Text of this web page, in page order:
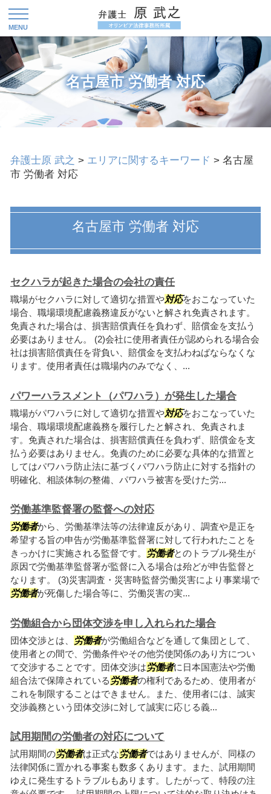
名古屋市 労働者 対応
弁護士原 武之 > エリアに関するキーワード > 名古屋
市 労働者 対応
名古屋市 労働者 対応
セクハラが起きた場合の会社の責任
職場がセクハラに対して適切な措置や対応をおこなっていた
場合、職場環境配慮義務違反がないと解され免責されます。
免責された場合は、損害賠償責任を負わず、賠償金を支払う
必要はありません。 (2)会社に使用者責任が認められる場合会
社は損害賠償責任を背負い、賠償金を支払わねばならなくな
ります。使用者責任は職場内のみでなく、...
パワーハラスメント（パワハラ）が発生した場合
職場がパワハラに対して適切な措置や対応をおこなっていた
場合、職場環境配慮義務を履行したと解され、免責されま
す。免責された場合は、損害賠償責任を負わず、賠償金を支
払う必要はありません。免責のために必要な具体的な措置と
してはパワハラ防止法に基づくパワハラ防止に対する指針の
明確化、相談体制の整備、パワハラ被害を受けた労...
労働基準監督署の監督への対応
労働者から、労働基準法等の法律違反があり、調査や是正を
希望する旨の申告が労働基準監督署に対して行われたことを
きっかけに実施される監督です。
労働者とのトラブル発生が
原因で労働基準監督署が監督に入る場合は殆どが申告監督と
なります。 (3)災害調査・災害時監督労働災害により事業場で
労働者が死傷した場合等に、労働災害の実...
労働組合から団体交渉を申し入れられた場合
団体交渉とは、 労働者が労働組合などを通して集団として、
使用者との間で、労働条件やその他労使関係のあり方につい
て交渉することです。団体交渉は労働者に日本国憲法や労働
組合法で保障されている 労働者の権利であるため、使用者が
これを制限することはできません。また、使用者には、誠実
交渉義務という団体交渉に対して誠実に応じる義...
試用期間の労働者の対応について
試用期間の労働者は正式な労働者ではありませんが、同様の
法律関係に置かれる事案も数多くあります。また、試用期間
ゆえに発生するトラブルもあります。したがって、特段の注